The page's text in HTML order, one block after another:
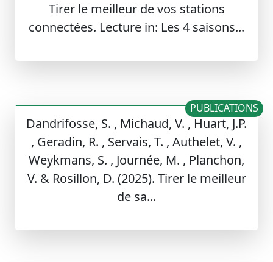
Tirer le meilleur de vos stations
connectées. Lecture in: Les 4 saisons...
Dandrifosse, S. , Michaud, V. , Huart, J.P.
, Geradin, R. , Servais, T. , Authelet, V. ,
Weykmans, S. , Journée, M. , Planchon,
V. & Rosillon, D. (2025). Tirer le meilleur
de sa...
PUBLICATIONS